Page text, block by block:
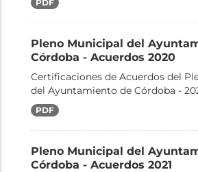
PDF
Pleno Municipal del
Córdoba - Acuerdos 2020
Certificaciones de Acuerdos del
del Ayuntamiento de Córdoba -
PDF
Pleno Municipal del
Córdoba - Acuerdos 2021